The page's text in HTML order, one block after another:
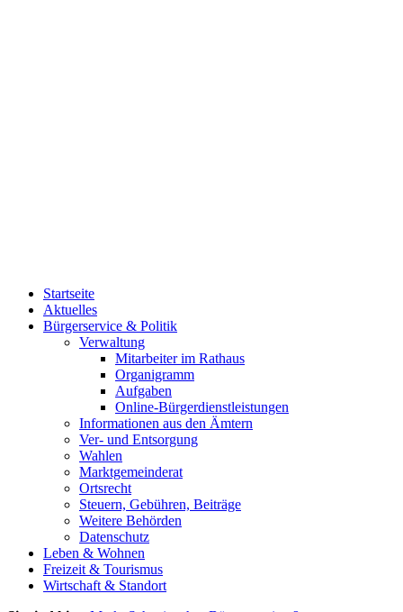
Startseite
Aktuelles
Bürgerservice & Politik
Verwaltung
Mitarbeiter im Rathaus
Organigramm
Aufgaben
Online-Bürgerdienstleistungen
Informationen aus den Ämtern
Ver- und Entsorgung
Wahlen
Marktgemeinderat
Ortsrecht
Steuern, Gebühren, Beiträge
Weitere Behörden
Datenschutz
Leben & Wohnen
Freizeit & Tourismus
Wirtschaft & Standort